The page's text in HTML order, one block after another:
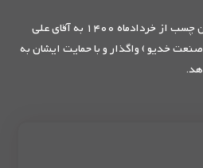
مالکیت فروشگاه اینترنتی ایران چسب از خردادماه 1400 به آقای علی
خدیو ) واگذار و با حمایت ایشان به